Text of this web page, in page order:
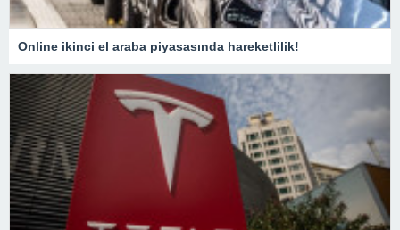
Online ikinci el araba piyasasında hareketlilik!